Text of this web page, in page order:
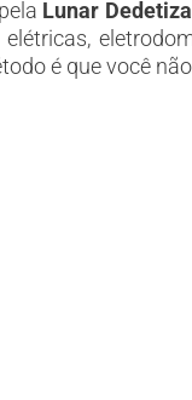
Lunar
é que você